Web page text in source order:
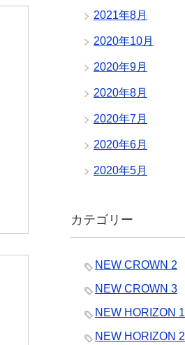
2021年8月
2020年10月
2020年9月
2020年8月
2020年7月
2020年6月
2020年5月
カテゴリー
NEW CROWN 2
NEW CROWN 3
NEW HORIZON 1
NEW HORIZON 2